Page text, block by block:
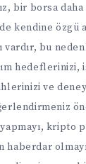
bir borsa
kendine özgü
vardır, bu
hedeflerinizi,
ve
yapmayı, kripto
haberdar